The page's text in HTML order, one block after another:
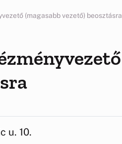
(magasabb vezető) beosztásra
u. 10.